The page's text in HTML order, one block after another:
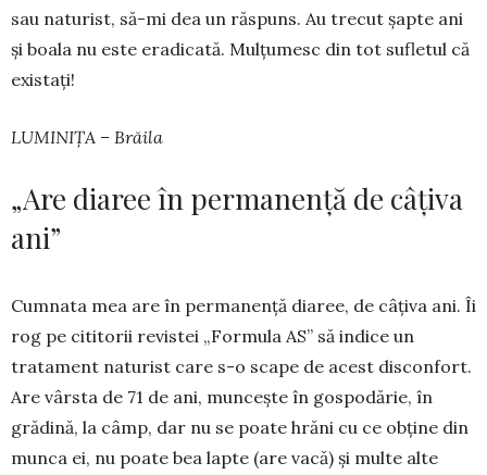
sau na­turist, să-mi dea un răspuns. Au tre­cut șapte ani
și boala nu este era­dicată. Mulțu­mesc din tot sufletul că
existați!
LUMINIȚA – Brăila
„Are diaree în permanență de câțiva
ani”
Cumnata mea are în perma­nen­ță diaree, de câțiva ani. Îi
rog pe cititorii revistei „Formula AS” să indice un
tratament naturist care s-o scape de acest disconfort.
Are vârsta de 71 de ani, muncește în gospodărie, în
grădină, la câmp, dar nu se poate hrăni cu ce obține din
munca ei, nu poate bea lapte (are vacă) și multe alte